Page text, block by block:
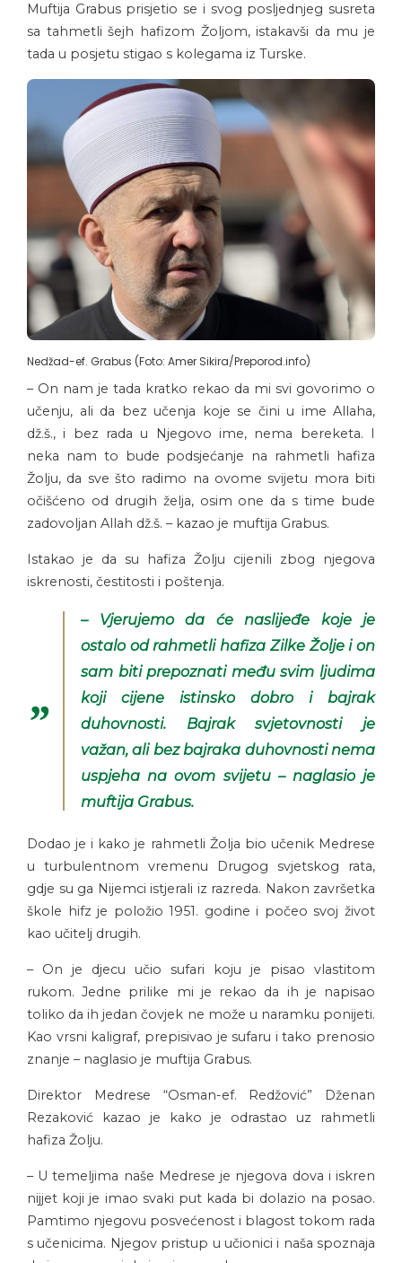
Muftija Grabus prisjetio se i svog posljednjeg susreta
sa tahmetli šejh hafizom Žoljom, istakavši da mu je
tada u posjetu stigao s kolegama iz Turske.
Nedžad-ef. Grabus (Foto: Amer Sikira/Preporod.info)
– On nam je tada kratko rekao da mi svi govorimo o
učenju, ali da bez učenja koje se čini u ime Allaha,
dž.š., i bez rada u Njegovo ime, nema bereketa. I
neka nam to bude podsjećanje na rahmetli hafiza
Žolju, da sve što radimo na ovome svijetu mora biti
očišćeno od drugih želja, osim one da s time bude
zadovoljan Allah dž.š. – kazao je muftija Grabus.
Istakao je da su hafiza Žolju cijenili zbog njegova
iskrenosti, čestitosti i poštenja.
– Vjerujemo da će naslijeđe koje je
ostalo od rahmetli hafiza Zilke Žolje i on
sam biti prepoznati među svim ljudima
koji cijene istinsko dobro i bajrak
duhovnosti. Bajrak svjetovnosti je
važan, ali bez bajraka duhovnosti nema
uspjeha na ovom svijetu – naglasio je
muftija Grabus.
Dodao je i kako je rahmetli Žolja bio učenik Medrese
u turbulentnom vremenu Drugog svjetskog rata,
gdje su ga Nijemci istjerali iz razreda. Nakon završetka
škole hifz je položio 1951. godine i počeo svoj život
kao učitelj drugih.
– On je djecu učio sufari koju je pisao vlastitom
rukom. Jedne prilike mi je rekao da ih je napisao
toliko da ih jedan čovjek ne može u naramku ponijeti.
Kao vrsni kaligraf, prepisivao je sufaru i tako prenosio
znanje – naglasio je muftija Grabus.
Direktor Medrese “Osman-ef. Redžović” Dženan
Rezaković kazao je kako je odrastao uz rahmetli
hafiza Žolju.
– U temeljima naše Medrese je njegova dova i iskren
nijjet koji je imao svaki put kada bi dolazio na posao.
Pamtimo njegovu posvećenost i blagost tokom rada
s učenicima. Njegov pristup u učionici i naša spoznaja